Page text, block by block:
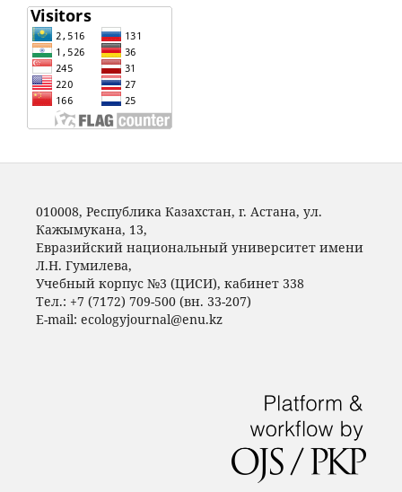
010008, Республика Казахстан, г. Астана, ул.
Кажымукана, 13,
Евразийский национальный университет имени
Л.Н. Гумилeва,
Учебный корпус №3 (ЦИСИ), кабинет 338
Тел.: +7 (7172) 709-500 (вн. 33-207)
E-mail: ecologyjournal@enu.kz